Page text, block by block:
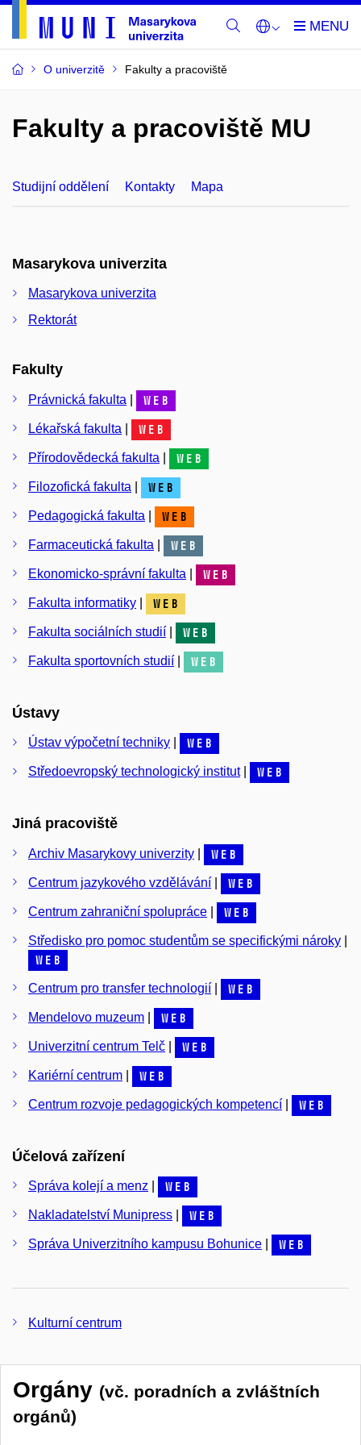
O univerzitě Fakulty a pracoviště
Fakulty a pracoviště MU
Studijní oddělení Kontakty Mapa
Masarykova univerzita
Masarykova univerzita
Rektorát
Fakulty
Právnická fakulta web
Lékařská fakulta web
Přírodovědecká fakulta web
Filozofická fakulta web
Pedagogická fakulta web
Farmaceutická fakulta web
Ekonomicko-správní fakulta web
Fakulta informatiky web
Fakulta sociálních studií web
Fakulta sportovních studií web
Ústavy
Ústav výpočetní techniky web
Středoevropský technologický institut| web
Jiná pracoviště
Archiv Masarykovy univerzity web
Centrum jazykového vzdělávání web
Centrum zahraniční spolupráce web
Středisko pro pomoc studentům se specifickými nároky
web
Centrum pro transfer technologií web
Mendelovo muzeum web
Univerzitní centrum Telč web
Kariérní centrum web
Centrum rozvoje pedagogických kompetencí web
Účelová zařízení
Správa kolejí a menz web
Nakladatelství Munipress web
Správa Univerzitního kampusu Bohunice web
Kulturní centrum
Orgány (vč. poradních a zvláštních
orgánů)